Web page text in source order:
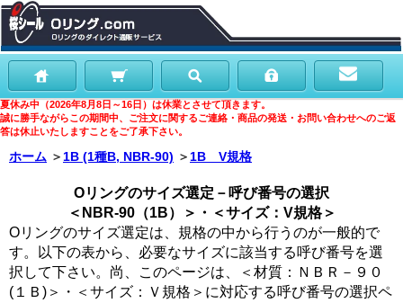
夏休み中（2026年8月8日～16日）は休業とさせて頂きます。
誠に勝手ながらこの期間中、ご注文に関するご連絡・商品の発送・お問い合わせへのご返
答は休止いたしますことをご了承下さい。
ホーム ＞1B (1種B, NBR-90) ＞1B V規格
Oリングのサイズ選定－呼び番号の選択
＜NBR-90（1B）＞・＜サイズ：V規格＞
Oリングのサイズ選定は、規格の中から行うのが一般的で
す。以下の表から、必要なサイズに該当する呼び番号を選
択して下さい。尚、このページは、＜材質：ＮＢＲ－９０
(１Ｂ)＞・＜サイズ：Ｖ規格＞に対応する呼び番号の選択ペ